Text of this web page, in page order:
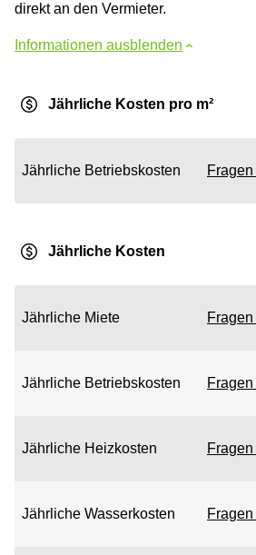
direkt an den Vermieter.
Informationen ausblenden
Jährliche Kosten pro m²
Jährliche Betriebskosten
Jährliche Kosten
Jährliche Miete
Jährliche Betriebskosten
Jährliche Heizkosten
Jährliche Wasserkosten